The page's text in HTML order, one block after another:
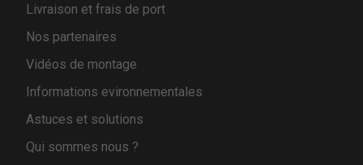
Livraison et frais de port
Nos partenaires
Vidéos de montage
Informations evironnementales
Astuces et solutions
Qui sommes nous ?